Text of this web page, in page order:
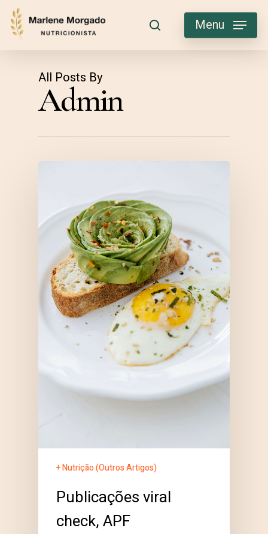
main
search Menu
All Posts By
Admin
+ Nutrição (Outros Artigos)
Publicações viral
check, APF